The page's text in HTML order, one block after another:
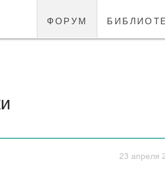
форум
23 апреля